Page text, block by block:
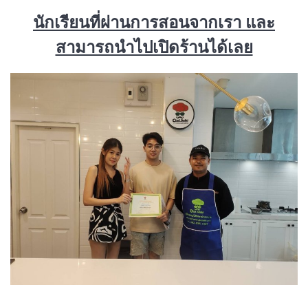
นักเรียนที่ผ่านการสอนจากเรา และ
สามารถนำไปเปิดร้านได้เลย